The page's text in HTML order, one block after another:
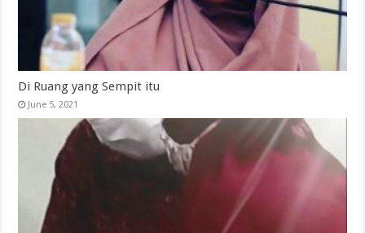
Di Ruang yang Sempit itu
June 5, 2021